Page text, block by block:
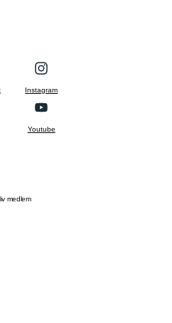
Instagram
Youtube
medlem